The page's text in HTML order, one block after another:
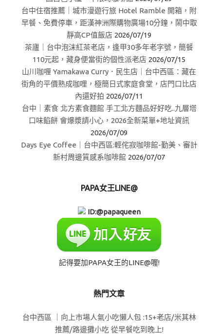
台中住宿推薦｜城市漫遊行旅 Hotel Ramble 開箱，附
早餐、免費停車，距漢神洲際購物廣場10分鐘，鬧中取
靜高CP值飯店 2026/07/19
茶廬｜台中泡沫紅茶老店，逢甲30多年老字號，簡餐
110元起，藏身便當街的個性派老店 2026/07/15
山川咖喱 Yamakawa Curry．民生店｜台中西區：藏在
街角的平價熟成咖哩，極簡日式家庭食堂，店門口比店
內還好拍 2026/07/11
台中｜素食 北方素食麵館 手工北方麵品好好吃..九層塔
口味餡餅 會爆漿請小心，2026全新菜單+地址資訊
2026/07/09
Days Eye Coffee｜台中西區:輕侘寂咖啡館-勤美、審計
新村周邊質感系咖啡館 2026/07/07
PAPA女王LINE@
ID:@papaqueen
記得要加PAPA女王的LINE@喔!
熱門文章
台中西區 ｜向上市場人氣小吃懶人包 :15+老店/米其林
推薦/路邊攤小吃 從早餐吃到晚上!